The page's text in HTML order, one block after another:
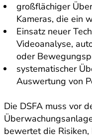
großflächiger
Kameras, die ein
Einsatz neuer
Videoanalyse,
oder
systematischer
Auswertung von
Die DSFA muss vor
bewertet die